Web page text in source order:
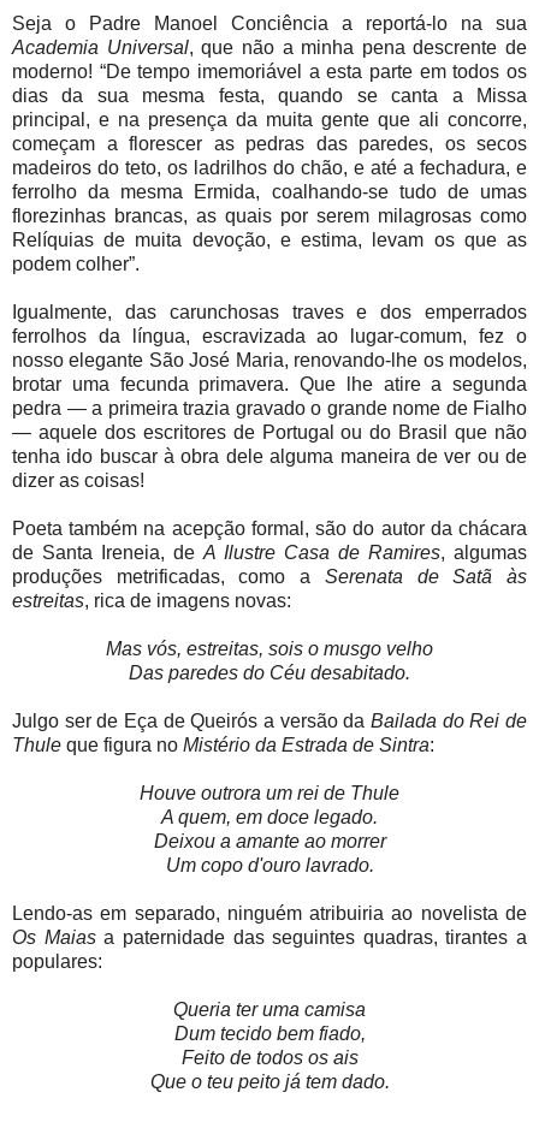
Seja o Padre Manoel Conciência a reportá-lo na sua
Academia Universal, que não a minha pena descrente de
moderno! “De tempo imemoriável a esta parte em todos os
dias da sua mesma festa, quando se canta a Missa
principal, e na presença da muita gente que ali concorre,
começam a florescer as pedras das paredes, os secos
madeiros do teto, os ladrilhos do chão, e até a fechadura, e
ferrolho da mesma Ermida, coalhando-se tudo de umas
florezinhas brancas, as quais por serem milagrosas como
Relíquias de muita devoção, e estima, levam os que as
podem colher”.
Igualmente, das carunchosas traves e dos emperrados
ferrolhos da língua, escravizada ao lugar-comum, fez o
nosso elegante São José Maria, renovando-lhe os modelos,
brotar uma fecunda primavera. Que lhe atire a segunda
pedra — a primeira trazia gravado o grande nome de Fialho
— aquele dos escritores de Portugal ou do Brasil que não
tenha ido buscar à obra dele alguma maneira de ver ou de
dizer as coisas!
Poeta também na acepção formal, são do autor da chácara
de Santa Ireneia, deA Ilustre Casa de Ramires, algumas
produções metrificadas, como a Serenata de Satã às
estreitas, rica de imagens novas:
Mas vós, estreitas, sois o musgo velho
Das paredes do Céu desabitado.
Julgo ser de Eça de Queirós a versão da Bailada do Rei de
Thule que figura no Mistério da Estrada de Sintra:
Houve outrora um rei de Thule
A quem, em doce legado.
Deixou a amante ao morrer
Um copo d'ouro lavrado.
Lendo-as em separado, ninguém atribuiria ao novelista de
Os Maiasa paternidade das seguintes quadras, tirantes a
populares:
Queria ter uma camisa
Dum tecido bem fiado,
Feito de todos os ais
Que o teu peito já tem dado.